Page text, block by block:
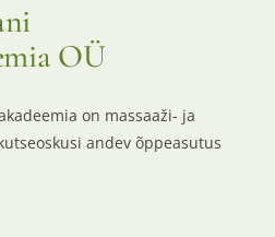
OÜ
on massaaži- ja
andev õppeasutus